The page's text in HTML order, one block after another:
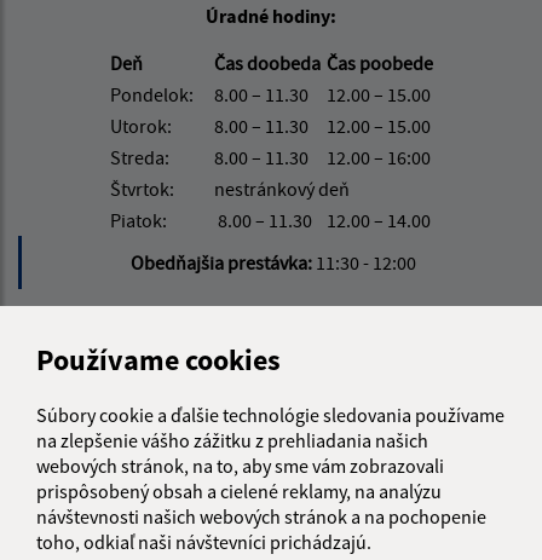
Používame cookies
Súbory cookie a ďalšie technológie sledovania používame
na zlepšenie vášho zážitku z prehliadania našich
webových stránok, na to, aby sme vám zobrazovali
prispôsobený obsah a cielené reklamy, na analýzu
návštevnosti našich webových stránok a na pochopenie
toho, odkiaľ naši návštevníci prichádzajú.
Úradné hodiny:
Deň
Čas doobeda Čas poobede
Pondelok:
8.00 – 11.30
12.00 – 15.00
Utorok:
8.00 – 11.30
12.00 – 15.00
Streda:
8.00 – 11.30
12.00 – 16:00
Štvrtok:
nestránkový deň
Piatok:
8.00 – 11.30
12.00 – 14.00
Obedňajšia prestávka: 11:30 - 12:00
Kontakt:
Tušice 130
072 02 Tušická Nová Ves
info@obectusice.sk
+421 56 649 57 14